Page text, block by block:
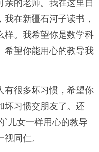
亲的老师。我在这里自
在新疆石河子读书，
样。我希望你是数学科
希望你能用心的教导我
很多坏习惯，希望你
坏习惯交朋友了。还
`儿女一样用心的教导
同仁。